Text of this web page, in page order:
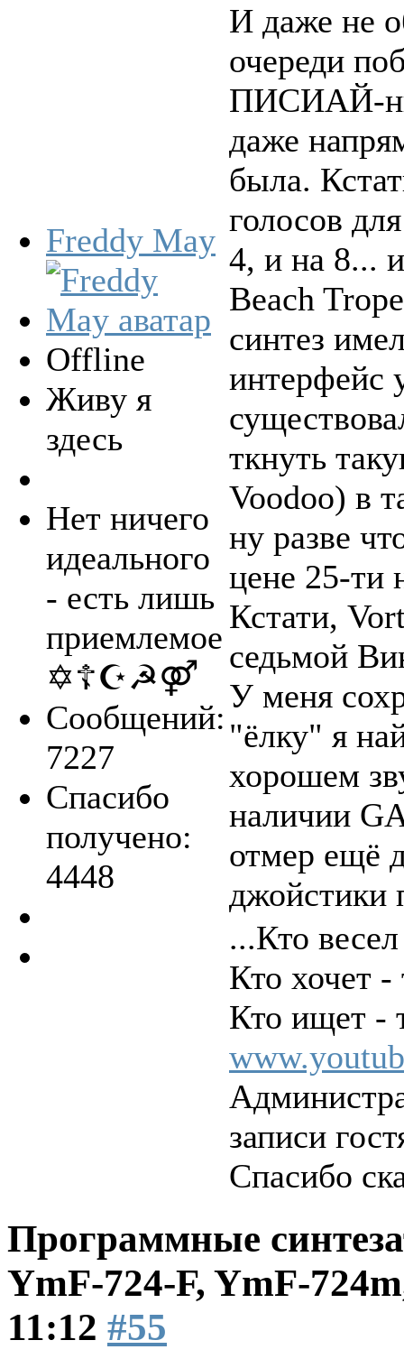
Freddy May
Offline
Живу я
здесь
Нет ничего
идеального
- есть лишь
приемлемое
✡☦☪☭⚤
Сообщений:
7227
Спасибо
получено:
4448
И даже не
очереди
ПИСИАЙ-
даже
была.
голосов
4, и на 8...
Beach
синтез
интерфейс
ткнуть
Voodoo) в
ну разве
цене 25-ти
Кстати,
седьмой
У меня
"ёлку" я
хорошем
наличии
отмер ещё
джойстики
...Кто
Кто хочет -
Кто ищет -
записи
Спасибо
Программные
YmF-724-F, YmF-
11:12 #55